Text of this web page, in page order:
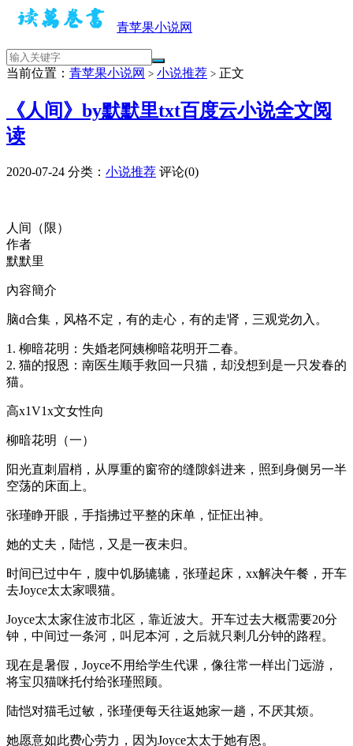
青苹果小说网
当前位置： 青苹果小说网 > 小说推荐 > 正文
《人间》by默默里txt百度云小说全文阅
读
2020-07-24 分类： 小说推荐 评论(0)
人间（限）
作者
默默里
內容簡介
脑d合集，风格不定，有的走心，有的走肾，三观党勿入。
1. 柳暗花明：失婚老阿姨柳暗花明开二春。
2. 猫的报恩：南医生顺手救回一只猫，却没想到是一只发春的
猫。
高x1V1x文女性向
柳暗花明（一）
阳光直刺眉梢，从厚重的窗帘的缝隙斜进来，照到身侧另一半
空荡的床面上。
张瑾睁开眼，手指拂过平整的床单，怔怔出神。
她的丈夫，陆恺，又是一夜未归。
时间已过中午，腹中饥肠辘辘，张瑾起床，xx解决午餐，开车
去Joyce太太家喂猫。
Joyce太太家住波市北区，靠近波大。开车过去大概需要20分
钟，中间过一条河，叫尼本河，之后就只剩几分钟的路程。
现在是暑假，Joyce不用给学生代课，像往常一样出门远游，
将宝贝猫咪托付给张瑾照顾。
陆恺对猫毛过敏，张瑾便每天往返她家一趟，不厌其烦。
她愿意如此费心劳力，因为Joyce太太于她有恩。